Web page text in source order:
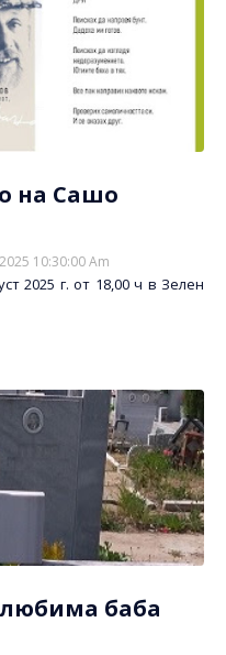
на Сашо
10:30:00 Am
2025 г. от 18,00 ч в Зелен
баба